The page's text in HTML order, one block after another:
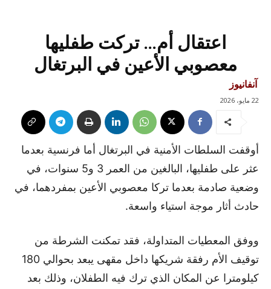
اعتقال أم… تركت طفليها
معصوبي الأعين في البرتغال
آنفانيوز
22 مايو، 2026
أوقفت السلطات الأمنية في البرتغال أما فرنسية بعدما
عثر على طفليها، البالغين من العمر 3 و5 سنوات، في
وضعية صادمة بعدما تركا معصوبي الأعين بمفردهما، في
حادث أثار موجة استياء واسعة.
ووفق المعطيات المتداولة، فقد تمكنت الشرطة من
توقيف الأم رفقة شريكها داخل مقهى يبعد بحوالي 180
كيلومترا عن المكان الذي ترك فيه الطفلان، وذلك بعد